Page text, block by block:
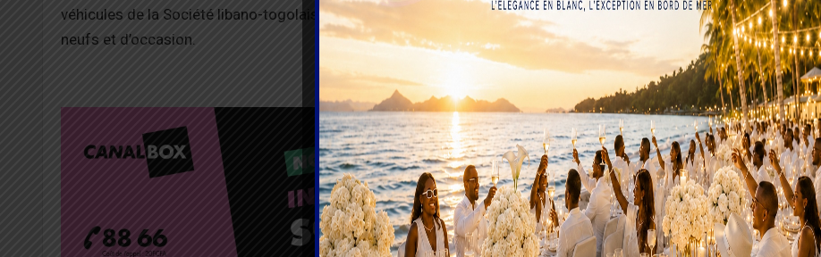
véhicules de la Société libano-togolaise de transport (SLTT), une entreprise spécialisée dans la vente de véhicules
neufs et d’occasion.